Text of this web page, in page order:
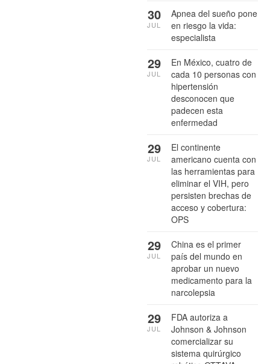
Apnea del sueño pone
en riesgo la vida:
especialista
30
JUL
En México, cuatro de
cada 10 personas con
hipertensión
desconocen que
padecen esta
enfermedad
29
JUL
El continente
americano cuenta con
las herramientas para
eliminar el VIH, pero
persisten brechas de
acceso y cobertura:
OPS
29
JUL
China es el primer
país del mundo en
aprobar un nuevo
medicamento para la
narcolepsia
29
JUL
FDA autoriza a
Johnson & Johnson
comercializar su
sistema quirúrgico
29
JUL